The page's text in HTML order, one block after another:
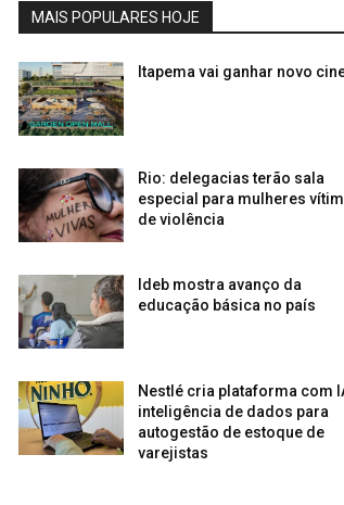
MAIS POPULARES HOJE
Itapema vai ganhar novo
Rio: delegacias terão sala
especial para mulheres
de violência
Ideb mostra avanço da
educação básica no país
Nestlé cria plataforma com
inteligência de dados para
autogestão de estoque de
varejistas